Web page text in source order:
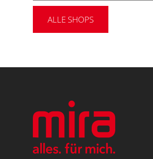
ALLE SHOPS